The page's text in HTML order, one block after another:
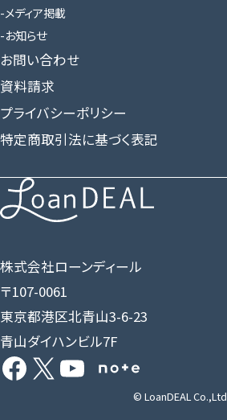
株式会社ローンディール
〒107-0061
東京都港区北青山3-6-23
青山ダイハンビル7F
Facebook
X YouTube
Share Icon
メディア掲載
お知らせ
お問い合わせ
資料請求
プライバシーポリシー
特定商取引法に基づく表記
© LoanDEAL Co.,Ltd